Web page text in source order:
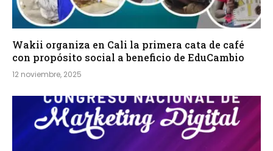
Wakii organiza en Cali la primera cata de café
con propósito social a beneficio de EduCambio
12 noviembre, 2025